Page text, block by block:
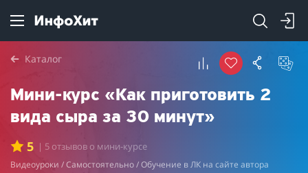
Каталог
Мини-курс «Как приготовить 2
вида сыра за 30 минут»
5 | 5 отзывов о мини-курсе
Видеоуроки / Самостоятельно / Обучение в ЛК на сайте автора